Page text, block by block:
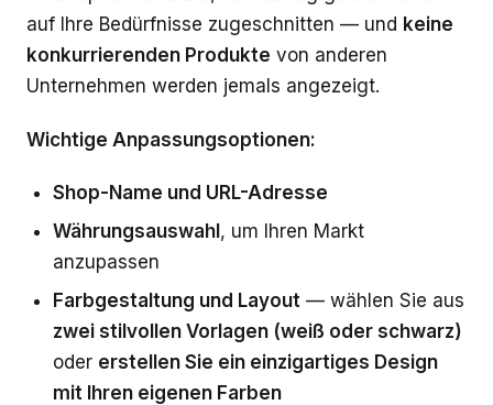
auf Ihre Bedürfnisse zugeschnitten — und keine
konkurrierenden Produkte von anderen
Unternehmen werden jemals angezeigt.
Wichtige Anpassungsoptionen:
Shop-Name und URL-Adresse
Währungsauswahl, um Ihren Markt
anzupassen
Farbgestaltung und Layout — wählen Sie aus
zwei stilvollen Vorlagen (weiß oder schwarz)
oder erstellen Sie ein einzigartiges Design
mit Ihren eigenen Farben